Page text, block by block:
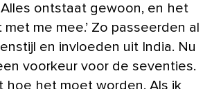
ontstaat gewoon, en het
me mee.’ Zo passeerden al
en invloeden uit India. Nu
voorkeur voor de seventies.
hoe het moet worden. Als ik